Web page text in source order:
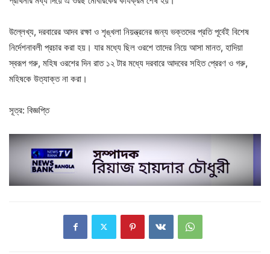
উল্লেখ্য, দরবারের আদব রক্ষা ও শৃঙ্খলা নিয়ন্ত্রনের জন্য ভক্তদের প্রতি পূর্বেই বিশেষ
নির্দেশনাবলী প্রচার করা হয়। যার মধ্যে ছিল ওরশে তাদের নিয়ে আসা মানত, হাদিয়া
স্বরূপ গরু, মহিষ ওরশের দিন রাত ১২ টার মধ্যে দরবারে আদবের সহিত প্রেরণ ও গরু,
মহিষকে উত্যাক্ত না করা।
সূত্র: বিজ্ঞপ্তি